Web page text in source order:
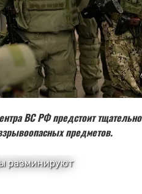
ВС РФ предстоит тщательно
предметов.